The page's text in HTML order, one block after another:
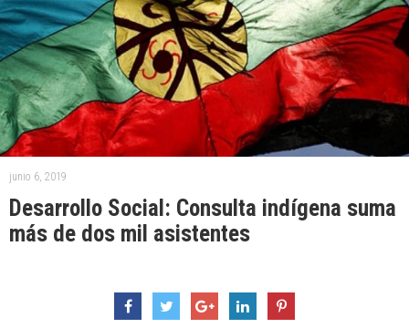
junio 6, 2019
Desarrollo Social: Consulta indígena suma
más de dos mil asistentes